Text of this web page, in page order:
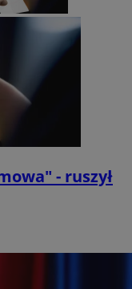
- ruszył